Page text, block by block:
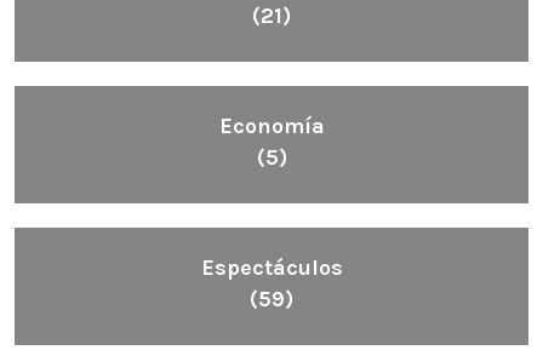
(21)
Economía
(5)
Espectáculos
(59)